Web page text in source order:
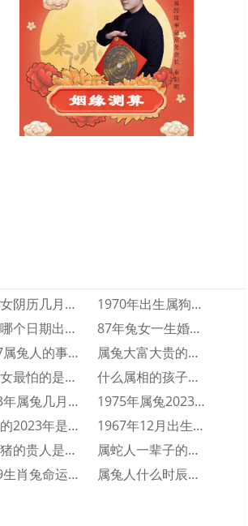
制 添加微信 快速咨询 获得建议
属虎女阴历几月出生最好命 属虎的几月出生···
1970年出生属狗人2023年运势及运程···
属兔哪个日期出生大富大贵 属兔人几日出生···
87年兔女一生婚姻和财运怎么样 87年兔···
1987属兔人的事业运如何 1987属兔···
属兔大富大贵的出生时辰是什么时候 大富大···
属兔女最怕的是什么 属兔女人最怕什么
什么属相的孩子旺父母 三个属相的孩子旺父···
2023年属兔几月出生不好 2023年属···
1975年属兔2023年财运运势 197···
属兔的2023年是多少岁 属兔的2023···
1967年12月出生的人命运好不好 19···
生肖猪的贵人是什么属相 生肖猪一生的贵人···
属蛇人一辈子的命运分析 属蛇人一生命运如···
1999生肖兔命运怎么样 1999属兔人···
属兔人什么时辰出生会富贵双全 属兔人富贵···